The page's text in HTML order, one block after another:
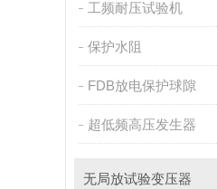
工频耐压试验机
保护水阻
FDB放电保护球隙
超低频高压发生器
无局放试验变压器